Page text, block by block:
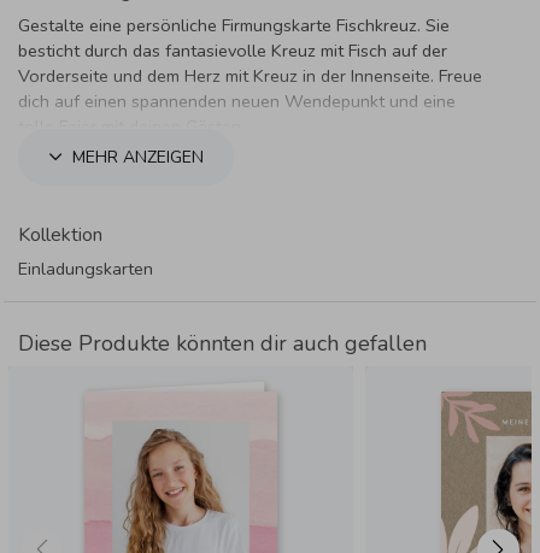
Gestalte eine persönliche Firmungskarte Fischkreuz. Sie
besticht durch das fantasievolle Kreuz mit Fisch auf der
Vorderseite und dem Herz mit Kreuz in der Innenseite. Freue
dich auf einen spannenden neuen Wendepunkt und eine
MEHR ANZEIGEN
Kollektion
Einladungskarten
Diese Produkte könnten dir auch gefallen